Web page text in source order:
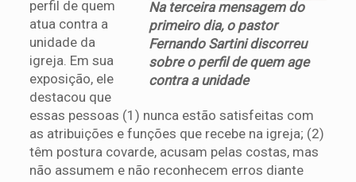
Na terceira mensagem do
primeiro dia, o pastor
Fernando Sartini discorreu
sobre o perfil de quem age
contra a unidade
perfil de quem
atua contra a
unidade da
igreja. Em sua
exposição, ele
destacou que
essas pessoas (1) nunca estão satisfeitas com
as atribuições e funções que recebe na igreja; (2)
têm postura covarde, acusam pelas costas, mas
não assumem e não reconhecem erros diante